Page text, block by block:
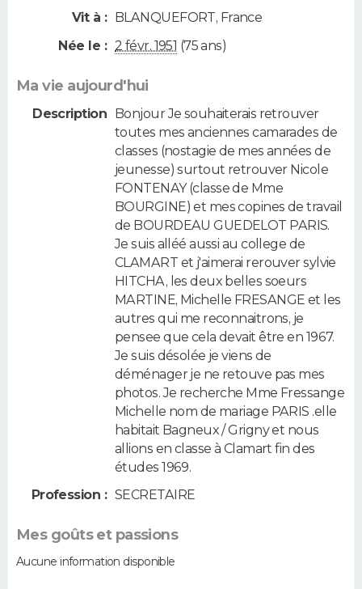
Vit à : BLANQUEFORT, France
Née le : 2 févr. 1951 (75 ans)
Ma vie aujourd'hui
Description Bonjour Je souhaiterais retrouver
toutes mes anciennes camarades de
classes (nostagie de mes années de
jeunesse) surtout retrouver Nicole
FONTENAY (classe de Mme
BOURGINE) et mes copines de travail
de BOURDEAU GUEDELOT PARIS.
Je suis alléé aussi au college de
CLAMART et j'aimerai rerouver sylvie
HITCHA, les deux belles soeurs
MARTINE, Michelle FRESANGE et les
autres qui me reconnaitrons, je
pensee que cela devait être en 1967.
Je suis désolée je viens de
déménager je ne retouve pas mes
photos. Je recherche Mme Fressange
Michelle nom de mariage PARIS .elle
habitait Bagneux / Grigny et nous
allions en classe à Clamart fin des
études 1969.
Profession : SECRETAIRE
Mes goûts et passions
Aucune information disponible